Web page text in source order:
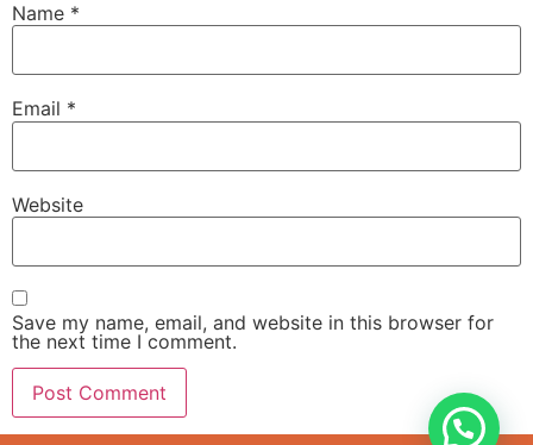
Name *
Email *
Website
Save my name, email, and website in this browser for
the next time I comment.